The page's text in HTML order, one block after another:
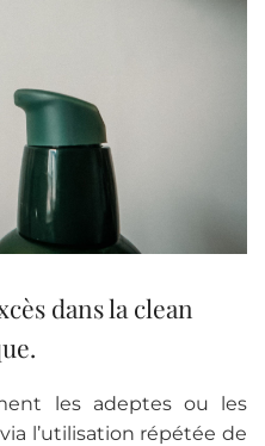
dans la clean
les adeptes ou les
l’utilisation répétée de